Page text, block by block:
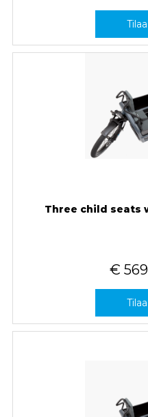
Three child seats
€